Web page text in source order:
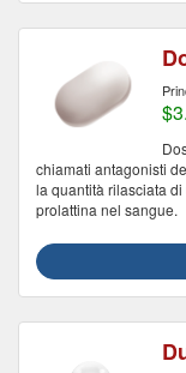
chiamati antagonisti
la quantità rilasciata
prolattina nel sangue.